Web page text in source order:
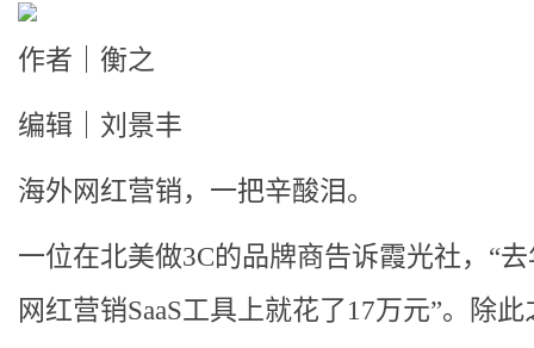
作者｜衡之
编辑｜刘景丰
海外网红营销，一把辛酸泪。
一位在北美做3C的品牌商告诉霞光社，“
网红营销SaaS工具上就花了17万元”。除